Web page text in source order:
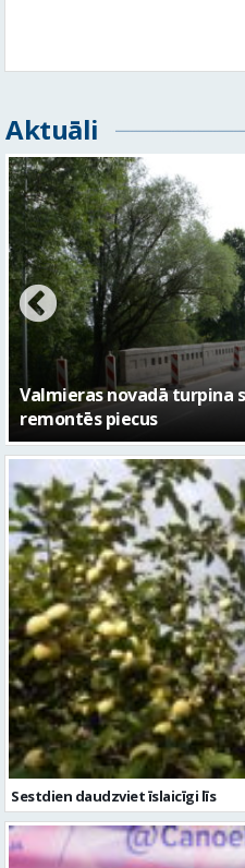
Aktuāli
No pagaidu teātra līdz
– kā attīstīsies “Kurtuve”
Sestdien daudzviet īslaicīgi līs